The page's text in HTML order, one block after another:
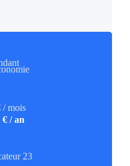
/ mois
€ / an
23